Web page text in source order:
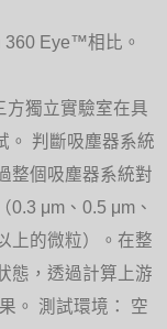
360 Eye™相比。
方獨立實驗室在具
。 判斷吸塵器系統
整個吸塵器系統對
0.3 μm、0.5 μm、
上的微粒）。在整
態，透過計算上游
。 測試環境： 空